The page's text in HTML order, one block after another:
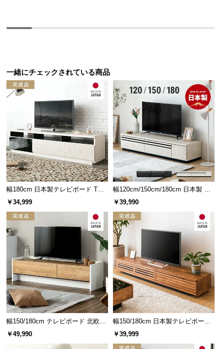
開
サ
ー
ビ
つ
い
て
搬
入
経
路
に
い
て
返
品・
キ
ャ
ン
セ
前板には上質なアルダー無垢材を使用
レンガ調の前板には上質なアルダー無垢材を使用。
高級感ある柔らかな肌触りが特徴です。
一緒にチェックされている商品
幅180cm 日本製テレビボード TOT-
001
￥34,999
幅120cm/150cm/180cm 日本製 テ
レビボード
￥39,990
幅150/180cm テレビボード 北欧デ
ザイン 収納付き TOT-018
￥49,990
幅150/180cm 日本製テレビボード
TOT-002-1
￥39,999